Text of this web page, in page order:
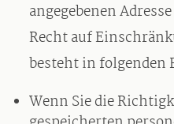
angegebenen
Recht auf
besteht in folgenden
Wenn Sie die